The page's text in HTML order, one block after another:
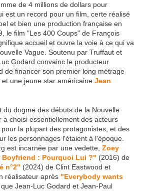
de 4 millions de dollars pour
est un record pour un film, certe réalisé
et bien une production française en
le film "Les 400 Coups" de François
accueil et ouvre la voie à ce qui va
Vague. Soutenu par Truffaut et
Godard convainc le producteur
de financer son premier long métrage
une jeune star américaine Jean
du dogme des débuts de la Nouvelle
a choisi essentiellement des acteurs
la plupart des protagonistes, et des
les personnages l'étaient à l'époque.
est incarnée par une vedette, Zoey
Boyfriend : Pourquoi Lui ?" (2016) de
n°2" (2024) de Clint Eastwood et
réalisateur après "Everybody wants
Jean-Luc Godard et Jean-Paul